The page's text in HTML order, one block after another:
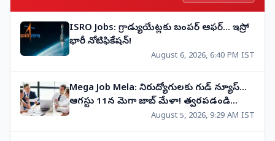
ISRO Jobs: గ్రాడ్యుయేట్లకు బంపర్ ఆఫర్... ఇస్రో
భారీ నోటిఫికేషన్!
August 6, 2026, 6:40 PM IST
Mega Job Mela: నిరుద్యోగులకు గుడ్ న్యూస్...
ఆగస్టు 11న మెగా జాబ్ మేళా! త్వరపడండి...
August 5, 2026, 9:29 AM IST